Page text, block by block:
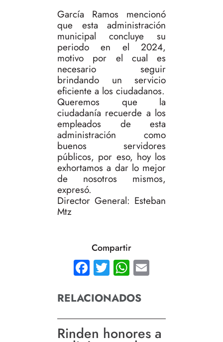
García Ramos mencionó
que esta administración
municipal concluye su
periodo en el 2024,
motivo por el cual es
necesario seguir
brindando un servicio
eficiente a los ciudadanos.
Queremos que la
ciudadanía recuerde a los
empleados de esta
administración como
buenos servidores
públicos, por eso, hoy los
exhortamos a dar lo mejor
de nosotros mismos,
expresó.
Director General: Esteban
Mtz
Compartir
Facebook
TwitterWhatsApp
RELACIONADOS
Rinden honores a